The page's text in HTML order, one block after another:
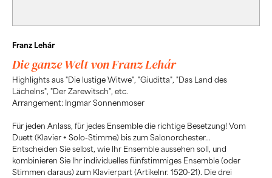
Franz Lehár
Die ganze Welt von Franz Lehár
Highlights aus "Die lustige Witwe", "Giuditta", "Das Land des
Lächelns", "Der Zarewitsch", etc.
Arrangement: Ingmar Sonnenmoser
Für jeden Anlass, für jedes Ensemble die richtige Besetzung! Vom
Duett (Klavier + Solo-Stimme) bis zum Salonorchester...
Entscheiden Sie selbst, wie Ihr Ensemble aussehen soll, und
kombinieren Sie Ihr individuelles fünfstimmiges Ensemble (oder
Stimmen daraus) zum Klavierpart (Artikelnr. 1520-21). Die drei